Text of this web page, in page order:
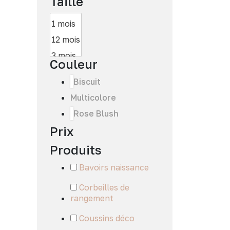
Couleur
Biscuit
Multicolore
Rose Blush
Prix
Produits
Bavoirs naissance
Corbeilles de
rangement
Coussins déco